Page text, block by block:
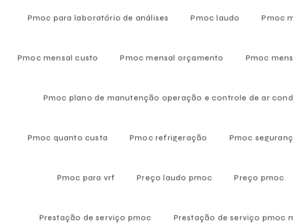
Pmoc para laboratório de análises Pmoc laudo Pmoc
Pmoc mensal custo Pmoc mensal orçamento Pmoc
Pmoc plano de manutenção operação e controle de ar
Pmoc quanto custa Pmoc refrigeração Pmoc
Pmoc para vrf Preço laudo pmoc Preço pmoc
Prestação de serviço pmoc Prestação de serviço pmoc
Páginas relacionadas